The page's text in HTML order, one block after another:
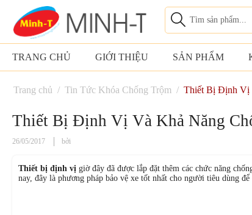
TRANG CHỦ GIỚI THIỆU SẢN PHẨM
Trang chủ / Tin Tức Khóa Chống Trộm / Thiết Bị Định Vị
Thiết Bị Định Vị Và Khả Năng
26/05/2017 bởi
Thiết bị định vị giờ đây đã được lắp đặt thêm các chức năng
nay, đây là phương pháp bảo vệ xe tốt nhất cho người tiêu dùng để